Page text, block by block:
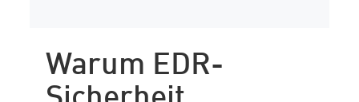
Warum EDR-
Sicherheit